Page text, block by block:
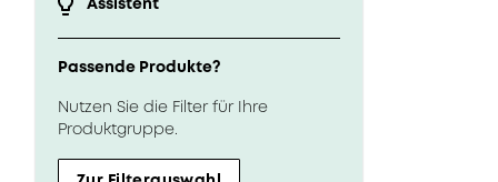
Passende Produkte?
Nutzen Sie die Filter für Ihre
Produktgruppe.